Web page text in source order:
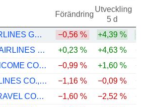
Förändring
Utveckling
5 d
AMERICAN AIRLINES GROUP INC. −0,56 % +4,39 %
SOUTHWEST AIRLINES CO.
+0,23 % +4,63 %
EXCHANGE INCOME CORPORATION
−0,99 % +1,60 %
JUNEYAO AIRLINES CO., LTD
−1,16 % −0,09 %
ALLEGIANT TRAVEL COMPANY
−1,60 % −2,52 %